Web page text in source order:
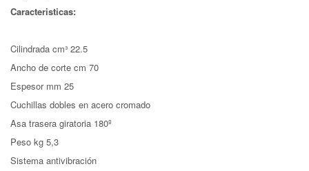
Caracteristicas:
Cilindrada cm³ 22.5
Ancho de corte cm 70
Espesor mm 25
Cuchillas dobles en acero cromado
Asa trasera giratoria 180º
Peso kg 5,3
Sistema antivibración